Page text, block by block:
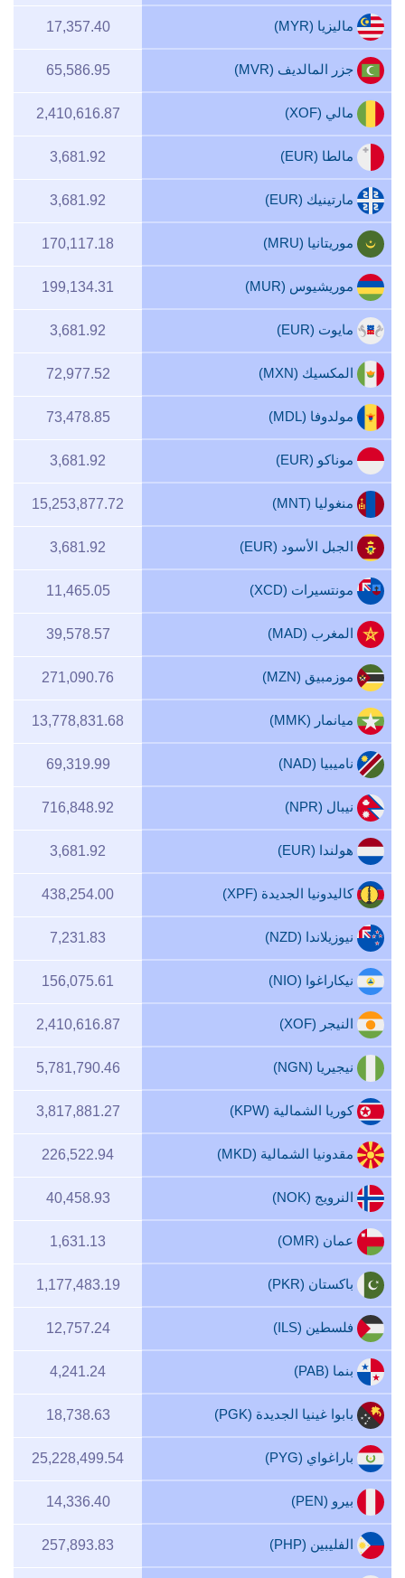
ماليزيا (MYR) 17,357.40
جزر المالديف (MVR) 65,586.95
مالي (XOF) 2,410,616.87
مالطا (EUR) 3,681.92
مارتينيك (EUR) 3,681.92
موريتانيا (MRU) 170,117.18
موريشيوس (MUR) 199,134.31
مايوت (EUR) 3,681.92
المكسيك (MXN) 72,977.52
مولدوفا (MDL) 73,478.85
موناكو (EUR) 3,681.92
منغوليا (MNT) 15,253,877.72
الجبل الأسود (EUR) 3,681.92
مونتسيرات (XCD) 11,465.05
المغرب (MAD) 39,578.57
موزمبيق (MZN) 271,090.76
ميانمار (MMK) 13,778,831.68
ناميبيا (NAD) 69,319.99
نيبال (NPR) 716,848.92
هولندا (EUR) 3,681.92
كاليدونيا الجديدة (XPF) 438,254.00
نيوزيلاندا (NZD) 7,231.83
نيكاراغوا (NIO) 156,075.61
النيجر (XOF) 2,410,616.87
نيجيريا (NGN) 5,781,790.46
كوريا الشمالية (KPW) 3,817,881.27
مقدونيا الشمالية (MKD) 226,522.94
النرويج (NOK) 40,458.93
عمان (OMR) 1,631.13
باكستان (PKR) 1,177,483.19
فلسطين (ILS) 12,757.24
بنما (PAB) 4,241.24
بابوا غينيا الجديدة (PGK) 18,738.63
باراغواي (PYG) 25,228,499.54
بيرو (PEN) 14,336.40
الفليبين (PHP) 257,893.83